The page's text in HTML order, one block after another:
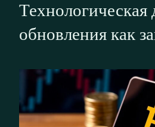
Технологическая
обновления как